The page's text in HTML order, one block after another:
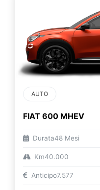
AUTO
FIAT 600 MHEV
Durata48 Mesi
Km40.000
Anticipo7.577